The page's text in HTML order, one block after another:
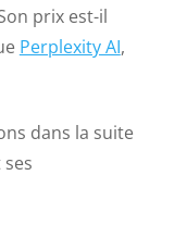
prix est-il
Perplexity AI,
dans la suite